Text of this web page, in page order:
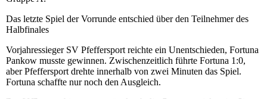
Das letzte Spiel der Vorrunde entschied über den Teilnehmer des
Halbfinales
Vorjahressieger SV Pfeffersport reichte ein Unentschieden, Fortuna
Pankow musste gewinnen. Zwischenzeitlich führte Fortuna 1:0,
aber Pfeffersport drehte innerhalb von zwei Minuten das Spiel.
Fortuna schaffte nur noch den Ausgleich.